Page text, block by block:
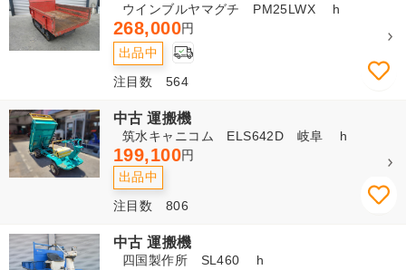
ウインブルヤマグチ PM25LWX h
268,000円
出品中
注目数 564
中古 運搬機
筑水キャニコム ELS642D 岐阜 h
199,100円
出品中
注目数 806
中古 運搬機
四国製作所 SL460 h